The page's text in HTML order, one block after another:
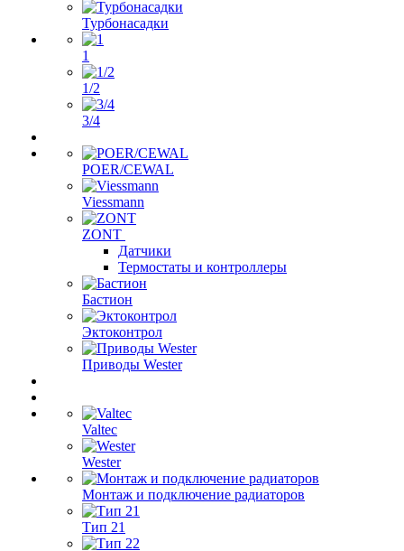
Турбонасадки
1
1/2
3/4
POER/CEWAL
Viessmann
ZONT
Датчики
Термостаты и контроллеры
Бастион
Эктоконтрол
Приводы Wester
Valtec
Wester
Монтаж и подключение радиаторов
Тип 21